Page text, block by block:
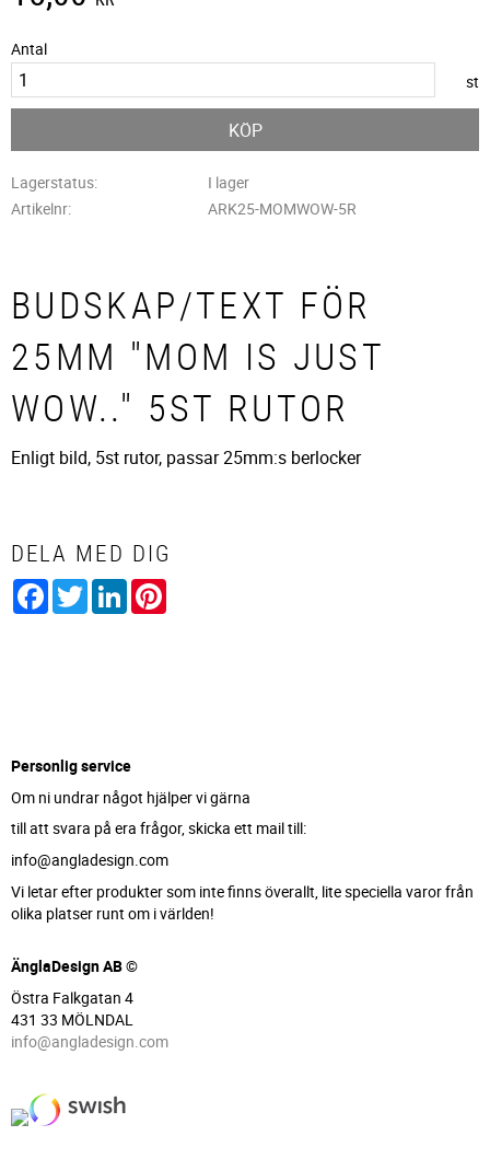
Antal
st
KÖP
Lagerstatus
I lager
Artikelnr
ARK25-MOMWOW-5R
BUDSKAP/TEXT FÖR
25MM "MOM IS JUST
WOW.." 5ST RUTOR
Enligt bild, 5st rutor, passar 25mm:s berlocker
DELA MED DIG
Facebook
TwitterLinkedIn
Personlig service
Om ni undrar något hjälper vi gärna
till att svara på era frågor, skicka ett mail till:
info@angladesign.com
Vi letar efter produkter som inte finns överallt, lite speciella varor från
olika platser runt om i världen!
ÄnglaDesign AB ©
Östra Falkgatan 4
431 33 MÖLNDAL
info@angladesign.com